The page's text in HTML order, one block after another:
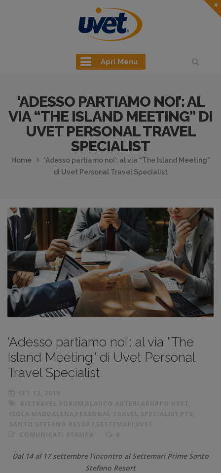
Apri Menu
‘ADESSO PARTIAMO NOI’: AL
VIA “THE ISLAND MEETING” DI
UVET PERSONAL TRAVEL
SPECIALIST
Home
‘Adesso partiamo noi’: al via “The Island Meeting”
di Uvet Personal Travel Specialist
‘Adesso partiamo noi’: al via “The
Island Meeting” di Uvet Personal
Travel Specialist
Dal 14 al 17 settembre l’incontro al Settemari Prime Santo
Stefano Resort